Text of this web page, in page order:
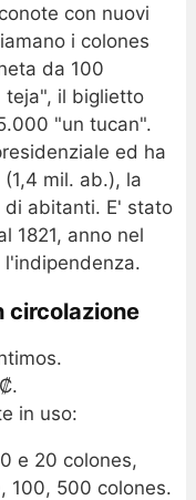
con nuovi
i colones
da 100
teja", il biglietto
"un tucan".
ed ha
mil. ab.), la
di abitanti. E' stato
1821, anno nel
l'indipendenza.
circolazione
in uso:
e 20 colones,
100, 500 colones.